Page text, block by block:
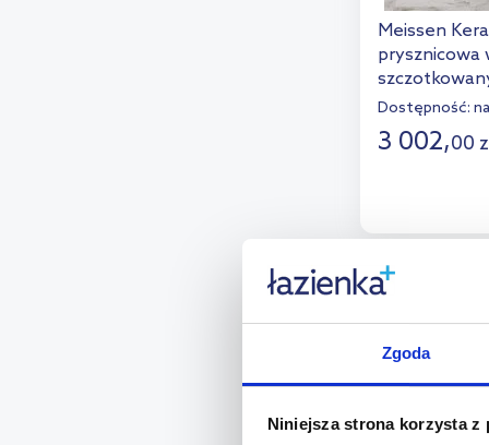
Zgoda
Niniejsza strona korzysta z
Meissen
prysznicowa
S169-010
Dostępność:
3 002,00